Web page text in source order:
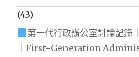
(43)
第一代行政辦公室討論記錄
｜First-Generation